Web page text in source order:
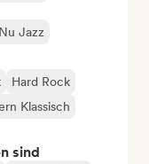
Jazz
Hard Rock
Klassisch
sind